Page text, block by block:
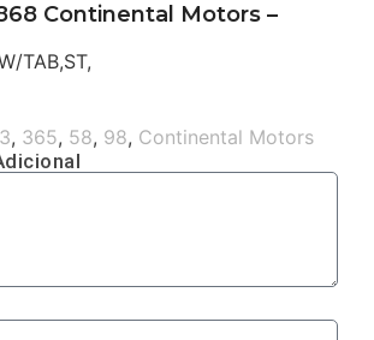
Continental Motors –
TAB,ST,
, 365, 58, 98, Continental Motors